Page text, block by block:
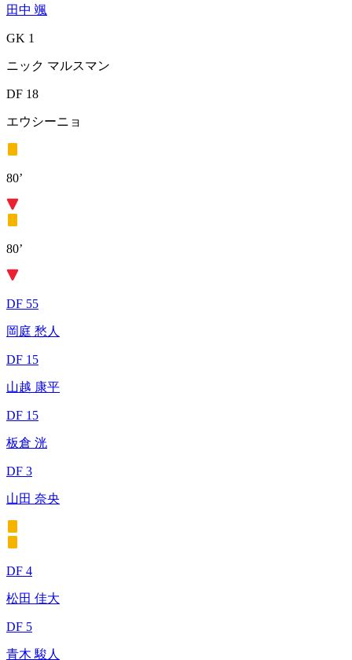
田中 颯
GK 1
ニック マルスマン
DF 18
エウシーニョ
80’
80’
DF 55
岡庭 愁人
DF 15
山越 康平
DF 15
板倉 洸
DF 3
山田 奈央
DF 4
松田 佳大
DF 5
青木 駿人